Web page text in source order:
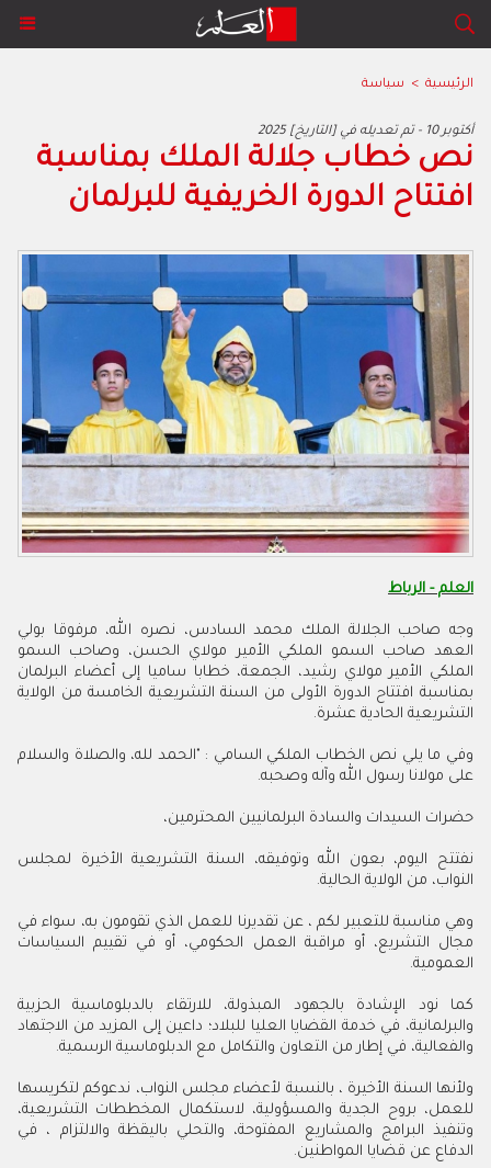
الرئيسية > سياسة
2025 أكتوبر 10 - تم تعديله في [التاريخ]
نص خطاب جلالة الملك بمناسبة
افتتاح الدورة الخريفية للبرلمان
العلم - الرباط
وجه صاحب الجلالة الملك محمد السادس، نصره الله، مرفوقا بولي
العهد صاحب السمو الملكي الأمير مولاي الحسن، وصاحب السمو
الملكي الأمير مولاي رشيد، الجمعة، خطابا ساميا إلى أعضاء البرلمان
بمناسبة افتتاح الدورة الأولى من السنة التشريعية الخامسة من الولاية
التشريعية الحادية عشرة.
وفي ما يلي نص الخطاب الملكي السامي : "الحمد لله، والصلاة والسلام
على مولانا رسول الله وآله وصحبه.
حضرات السيدات والسادة البرلمانيين المحترمين،
نفتتح اليوم، بعون الله وتوفيقه، السنة التشريعية الأخيرة لمجلس
النواب، من الولاية الحالية.
وهي مناسبة للتعبير لكم ، عن تقديرنا للعمل الذي تقومون به، سواء في
مجال التشريع، أو مراقبة العمل الحكومي، أو في تقييم السياسات
العمومية.
كما نود الإشادة بالجهود المبذولة، للارتقاء بالدبلوماسية الحزبية
والبرلمانية، في خدمة القضايا العليا للبلاد؛ داعين إلى المزيد من الاجتهاد
والفعالية، في إطار من التعاون والتكامل مع الدبلوماسية الرسمية.
ولأنها السنة الأخيرة ، بالنسبة لأعضاء مجلس النواب، ندعوكم لتكريسها
للعمل، بروح الجدية والمسؤولية، لاستكمال المخططات التشريعية،
وتنفيذ البرامج والمشاريع المفتوحة، والتحلي باليقظة والالتزام ، في
الدفاع عن قضايا المواطنين.